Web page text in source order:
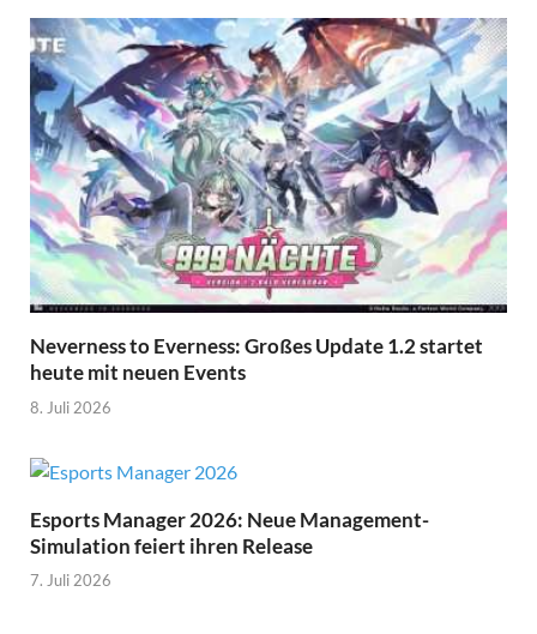
Neverness to Everness: Großes Update 1.2 startet
heute mit neuen Events
8. Juli 2026
Esports Manager 2026: Neue Management-
Simulation feiert ihren Release
7. Juli 2026